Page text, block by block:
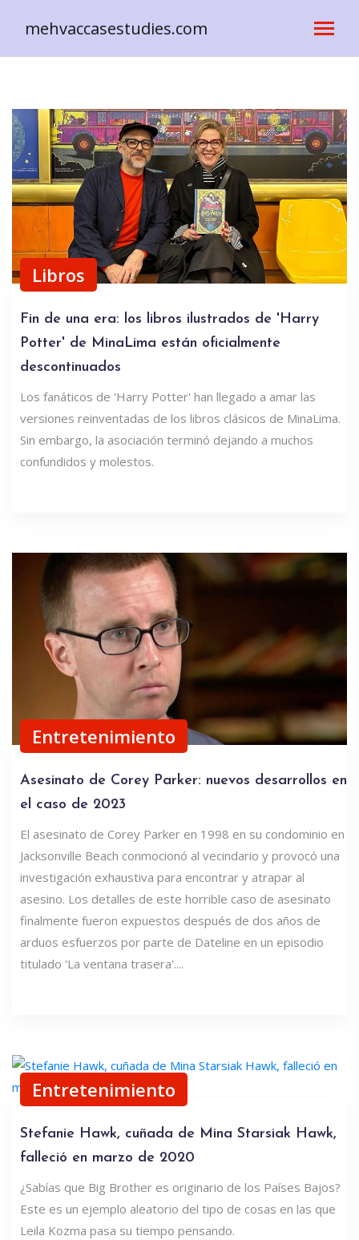
mehvaccasestudies.com
Libros
Fin de una era: los libros ilustrados de 'Harry
Potter' de MinaLima están oficialmente
descontinuados
Los fanáticos de 'Harry Potter' han llegado a amar las
versiones reinventadas de los libros clásicos de MinaLima.
Sin embargo, la asociación terminó dejando a muchos
confundidos y molestos.
Entretenimiento
Asesinato de Corey Parker: nuevos desarrollos en
el caso de 2023
El asesinato de Corey Parker en 1998 en su condominio en
Jacksonville Beach conmocionó al vecindario y provocó una
investigación exhaustiva para encontrar y atrapar al
asesino. Los detalles de este horrible caso de asesinato
finalmente fueron expuestos después de dos años de
arduos esfuerzos por parte de Dateline en un episodio
titulado 'La ventana trasera'....
Entretenimiento
Stefanie Hawk, cuñada de Mina Starsiak Hawk,
falleció en marzo de 2020
¿Sabías que Big Brother es originario de los Países Bajos?
Este es un ejemplo aleatorio del tipo de cosas en las que
Leila Kozma pasa su tiempo pensando.